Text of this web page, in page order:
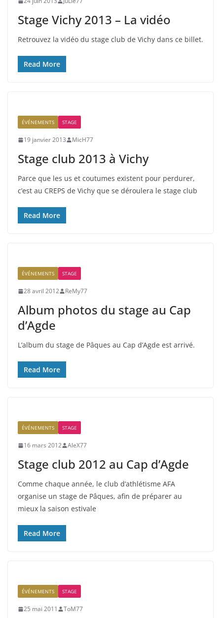
Stage Vichy 2013 – La vidéo
Retrouvez la vidéo du stage club de Vichy dans ce billet.
Read More
ÉVÉNEMENTS STAGE
19 janvier 2013 MicH77
Stage club 2013 à Vichy
Parce que les us et coutumes existent pour perdurer,
c’est au CREPS de Vichy que se déroulera le stage club
Read More
ÉVÉNEMENTS STAGE
28 avril 2012 ReMy77
Album photos du stage au Cap
d’Agde
L’album du stage de Pâques au Cap d’Agde est arrivé.
Read More
ÉVÉNEMENTS STAGE
16 mars 2012 AleX77
Stage club 2012 au Cap d’Agde
Comme chaque année, le club d’athlétisme AFA
organise un stage de Pâques, afin de préparer au
mieux la saison estivale
Read More
ÉVÉNEMENTS STAGE
25 mai 2011 ToM77